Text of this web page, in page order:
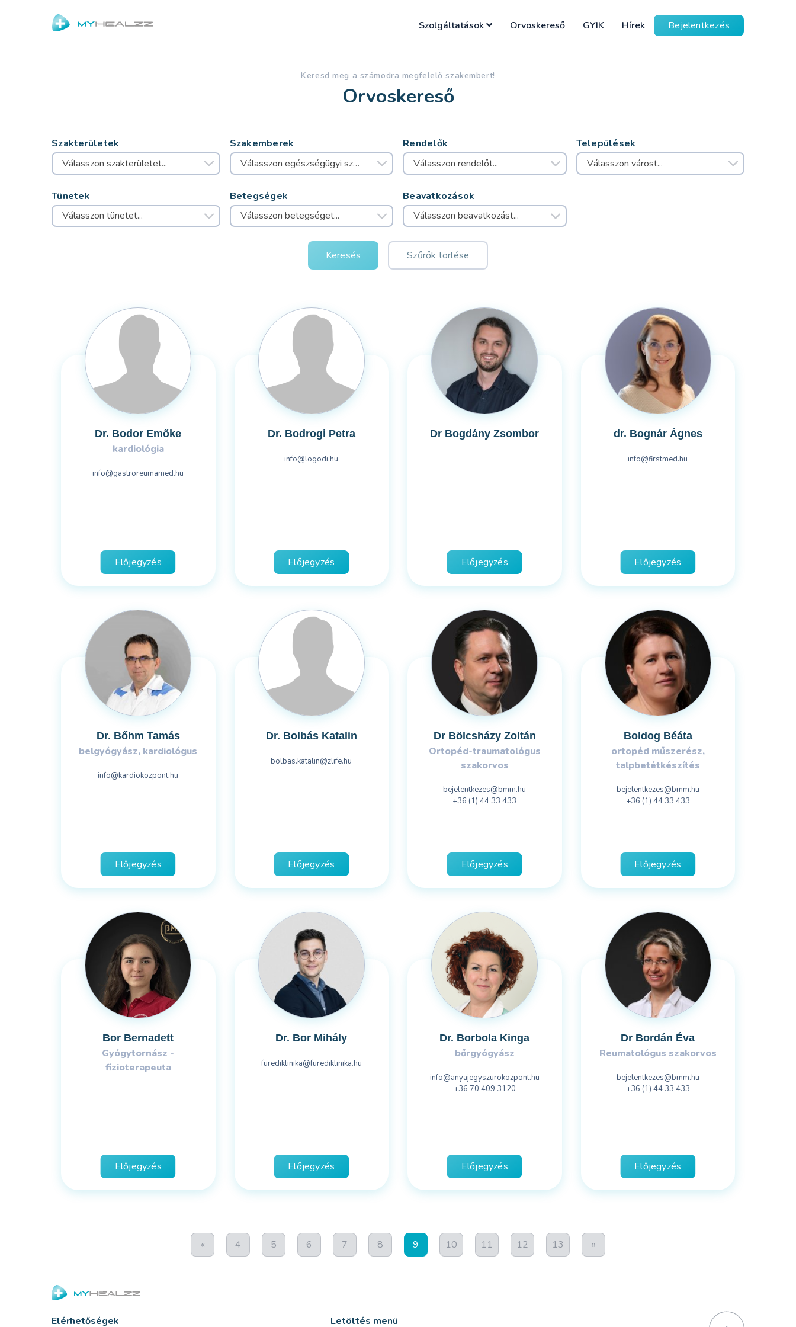
Szolgáltatások Orvoskereső GYIK Hírek Bejelentkezés
Keresd meg a számodra megfelelő szakembert!
Orvoskereső
Szakterületek
Válasszon szakterületet...
Szakemberek
Válasszon egészségügyi szakembert...
Rendelők
Válasszon rendelőt...
Települések
Válasszon várost...
Tünetek
Válasszon tünetet...
Betegségek
Válasszon betegséget...
Beavatkozások
Válasszon beavatkozást...
Keresés Szűrők törlése
Dr. Bodor Emőke
kardiológia
info@gastroreumamed.hu
Előjegyzés
Dr. Bodrogi Petra
info@logodi.hu
Előjegyzés
Dr Bogdány Zsombor
Előjegyzés
dr. Bognár Ágnes
info@firstmed.hu
Előjegyzés
Dr. Bőhm Tamás
belgyógyász, kardiológus
info@kardiokozpont.hu
Előjegyzés
Dr. Bolbás Katalin
bolbas.katalin@zlife.hu
Előjegyzés
Dr Bölcsházy Zoltán
Ortopéd-traumatológus
szakorvos
bejelentkezes@bmm.hu
+36 (1) 44 33 433
Előjegyzés
Boldog Béáta
ortopéd műszerész,
talpbetétkészítés
bejelentkezes@bmm.hu
+36 (1) 44 33 433
Előjegyzés
Bor Bernadett
Gyógytornász -
fizioterapeuta
Előjegyzés
Dr. Bor Mihály
furediklinika@furediklinika.hu
Előjegyzés
Dr. Borbola Kinga
bőrgyógyász
info@anyajegyszurokozpont.hu
+36 70 409 3120
Előjegyzés
Dr Bordán Éva
Reumatológus szakorvos
bejelentkezes@bmm.hu
+36 (1) 44 33 433
Előjegyzés
« 4 5 6 7 8 9 10 11 12 13 »
Elérhetőségek Letöltés menü